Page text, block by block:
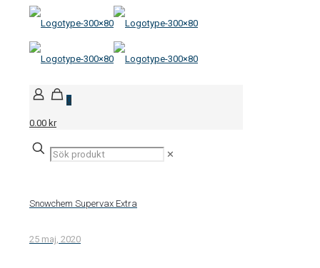
0
0.00 kr
✕
Snowchem Supervax Extra
25 maj, 2020